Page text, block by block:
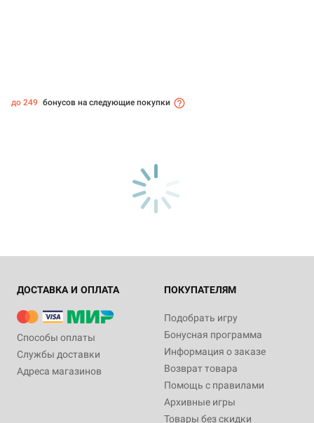
до 249 бонусов на следующие покупки
ДОСТАВКА И ОПЛАТА
Способы оплаты
Службы доставки
Адреса магазинов
ПОКУПАТЕЛЯМ
Подобрать игру
Бонусная программа
Информация о заказе
Возврат товара
Помощь с правилами
Архивные игры
Товары без скидки